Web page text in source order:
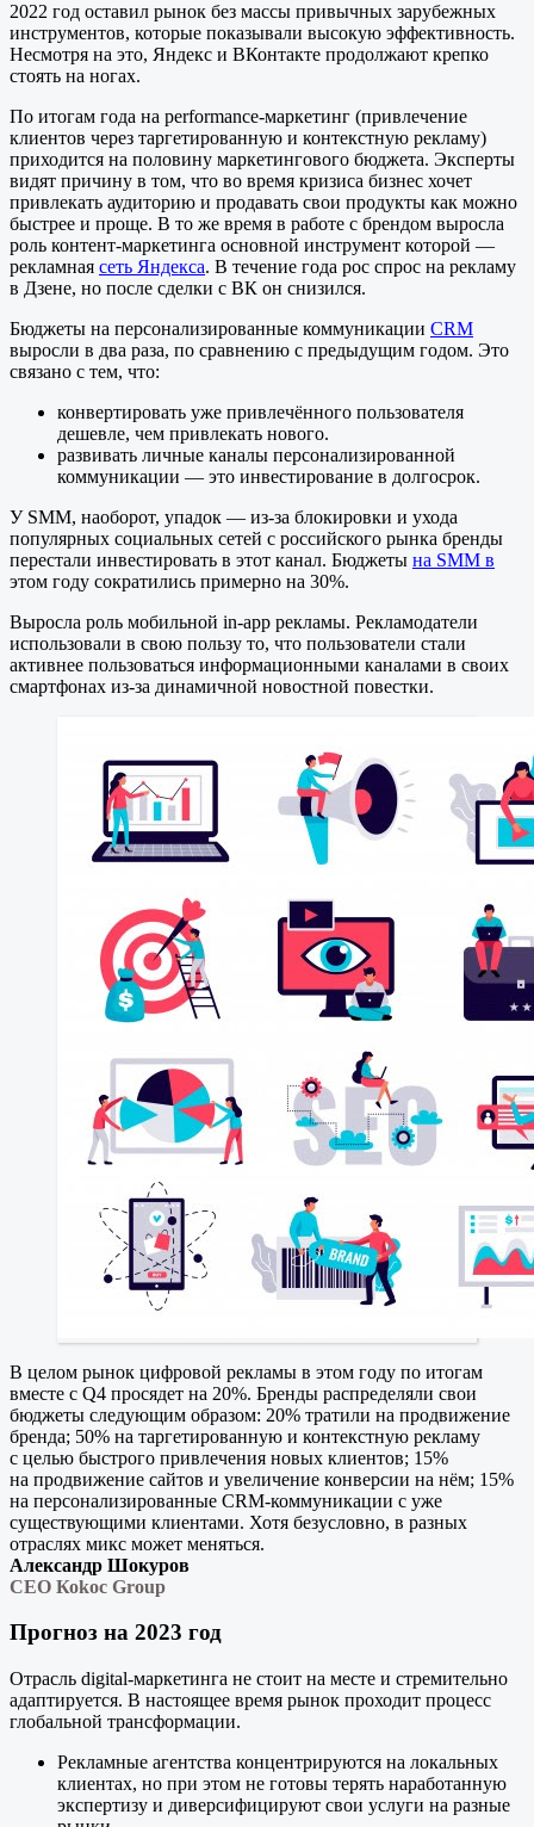
2022 год оставил рынок без массы привычных зарубежных
инструментов, которые показывали высокую эффективность.
Несмотря на это, Яндекс и ВКонтакте продолжают крепко
стоять на ногах.
По итогам года на performance-маркетинг (привлечение
клиентов через таргетированную и контекстную рекламу)
приходится на половину маркетингового бюджета. Эксперты
видят причину в том, что во время кризиса бизнес хочет
привлекать аудиторию и продавать свои продукты как можно
быстрее и проще. В то же время в работе с брендом выросла
роль контент-маркетинга основной инструмент которой —
рекламная сеть Яндекса. В течение года рос спрос на рекламу
в Дзене, но после сделки с ВК он снизился.
Бюджеты на персонализированные коммуникации CRM
выросли в два раза, по сравнению с предыдущим годом. Это
связано с тем, что:
конвертировать уже привлечённого пользователя
дешевле, чем привлекать нового.
развивать личные каналы персонализированной
коммуникации — это инвестирование в долгосрок.
У SMM, наоборот, упадок — из-за блокировки и ухода
популярных социальных сетей с российского рынка бренды
перестали инвестировать в этот канал. Бюджеты на SMM в
этом году сократились примерно на 30%.
Выросла роль мобильной in-app рекламы. Рекламодатели
использовали в свою пользу то, что пользователи стали
активнее пользоваться информационными каналами в своих
смартфонах из-за динамичной новостной повестки.
В целом рынок цифровой рекламы в этом году по итогам
вместе с Q4 просядет на 20%. Бренды распределяли свои
бюджеты следующим образом: 20% тратили на продвижение
бренда; 50% на таргетированную и контекстную рекламу
с целью быстрого привлечения новых клиентов; 15%
на продвижение сайтов и увеличение конверсии на нём; 15%
на персонализированные CRM-коммуникации с уже
существующими клиентами. Хотя безусловно, в разных
отраслях микс может меняться.
Александр Шокуров
CEO Коkос Group
Прогноз на 2023 год
Отрасль digital-маркетинга не стоит на месте и стремительно
адаптируется. В настоящее время рынок проходит процесс
глобальной трансформации.
Рекламные агентства концентрируются на локальных
клиентах, но при этом не готовы терять наработанную
экспертизу и диверсифицируют свои услуги на разные